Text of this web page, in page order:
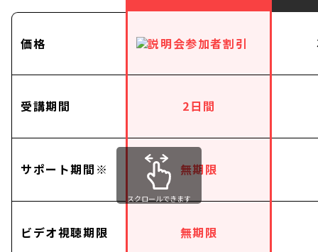
価格
受講期間
サポート期間※
ビデオ視聴期限
2日間
無期限
無期限
スクロールできます